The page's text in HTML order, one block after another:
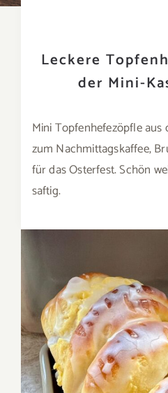
Leckere
der Mini-
Mini Topfenhefezöpfle
zum Nachmittagskaffee,
für das Osterfest. Schön
saftig.